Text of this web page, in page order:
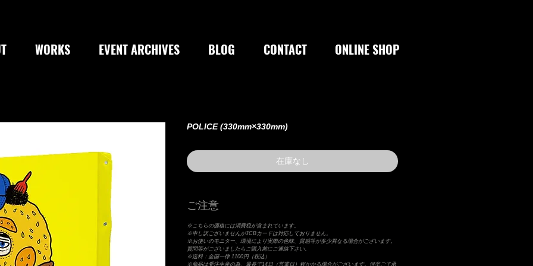
WORKS EVENT ARCHIVES BLOG CONTACT ONLINE SHOP
POLICE (330mm×330mm)
在庫なし
ご注意
※こちらの価格には消費税が含まれています。
※申し訳ございませんがJCBカードは対応しておりません。
※お使いのモニター、環境により実際の色味、質感等が多少異なる場合がございます。
質問等がございましたらご購入前にご連絡下さい。
※送料：全国一律 1100円（税込）
※商品は受注生産の為、最長で14日（営業日）程かかる場合がございます。何卒ご了承